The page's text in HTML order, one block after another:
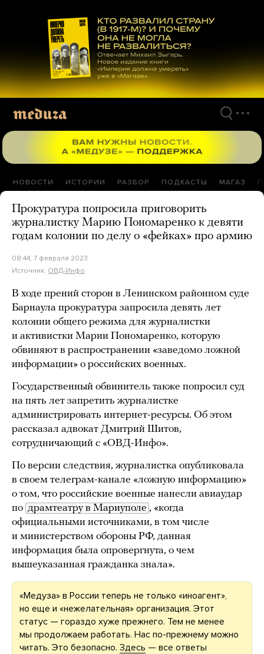
материалам
НОВОСТИ ИСТОРИИ РАЗБОР ПОДКАСТЫ МАГАЗ
Прокуратура попросила приговорить
журналистку Марию Пономаренко к девяти
годам колонии по делу о «фейках» про армию
08:44, 7 февраля 2023
Источник: ОВД-Инфо
В ходе прений сторон в Ленинском районном суде
Барнаула прокуратура запросила девять лет
колонии общего режима для журналистки
и активистки Марии Пономаренко, которую
обвиняют в распространении «заведомо ложной
информации» о российских военных.
Государственный обвинитель также попросил суд
на пять лет запретить журналистке
администрировать интернет-ресурсы. Об этом
рассказал адвокат Дмитрий Шитов,
сотрудничающий с «ОВД-Инфо».
По версии следствия, журналистка опубликовала
в своем телеграм-канале «ложную информацию»
о том, что российские военные нанесли авиаудар
по драмтеатру в Мариуполе , «когда
официальными источниками, в том числе
и министерством обороны РФ, данная
информация была опровергнута, о чем
вышеуказанная гражданка знала».
«Медуза» в России теперь не только «иноагент»,
но еще и «нежелательная» организация. Этот
статус — гораздо хуже прежнего. Тем не менее
мы продолжаем работать. Нас по-прежнему можно
читать. Это безопасно. Здесь — все ответы